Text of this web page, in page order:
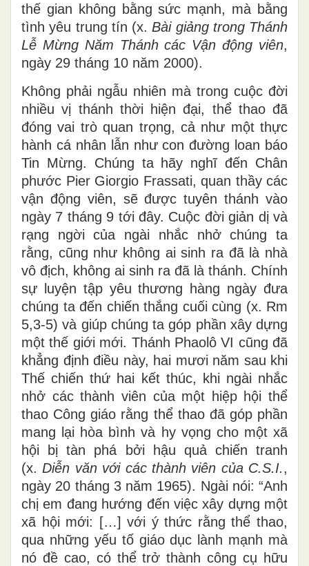
thế gian không bằng sức mạnh, mà bằng
tình yêu trung tín (x. Bài giảng trong Thánh
Lễ Mừng Năm Thánh các Vận động viên,
ngày 29 tháng 10 năm 2000).
Không phải ngẫu nhiên mà trong cuộc đời
nhiều vị thánh thời hiện đại, thể thao đã
đóng vai trò quan trọng, cả như một thực
hành cá nhân lẫn như con đường loan báo
Tin Mừng. Chúng ta hãy nghĩ đến Chân
phước Pier Giorgio Frassati, quan thầy các
vận động viên, sẽ được tuyên thánh vào
ngày 7 tháng 9 tới đây. Cuộc đời giản dị và
rạng ngời của ngài nhắc nhở chúng ta
rằng, cũng như không ai sinh ra đã là nhà
vô địch, không ai sinh ra đã là thánh. Chính
sự luyện tập yêu thương hàng ngày đưa
chúng ta đến chiến thắng cuối cùng (x. Rm
5,3-5) và giúp chúng ta góp phần xây dựng
một thế giới mới. Thánh Phaolô VI cũng đã
khẳng định điều này, hai mươi năm sau khi
Thế chiến thứ hai kết thúc, khi ngài nhắc
nhở các thành viên của một hiệp hội thể
thao Công giáo rằng thể thao đã góp phần
mang lại hòa bình và hy vọng cho một xã
hội bị tàn phá bởi hậu quả chiến tranh
(x. Diễn văn với các thành viên của C.S.I.,
ngày 20 tháng 3 năm 1965). Ngài nói: “Anh
chị em đang hướng đến việc xây dựng một
xã hội mới: […] với ý thức rằng thể thao,
qua những yếu tố giáo dục lành mạnh mà
nó đề cao, có thể trở thành công cụ hữu